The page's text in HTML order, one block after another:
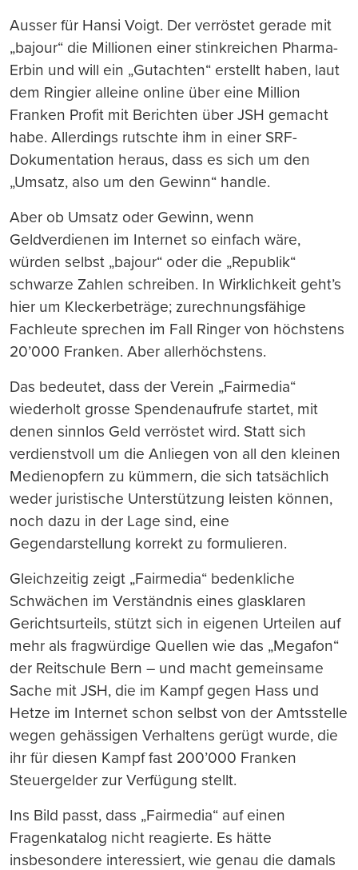
Ausser für Hansi Voigt. Der verröstet gerade mit
„bajour“ die Millionen einer stinkreichen Pharma-
Erbin und will ein „Gutachten“ erstellt haben, laut
dem Ringier alleine online über eine Million
Franken Profit mit Berichten über JSH gemacht
habe. Allerdings rutschte ihm in einer SRF-
Dokumentation heraus, dass es sich um den
„Umsatz, also um den Gewinn“ handle.
Aber ob Umsatz oder Gewinn, wenn
Geldverdienen im Internet so einfach wäre,
würden selbst „bajour“ oder die „Republik“
schwarze Zahlen schreiben. In Wirklichkeit geht’s
hier um Kleckerbeträge; zurechnungsfähige
Fachleute sprechen im Fall Ringer von höchstens
20’000 Franken. Aber allerhöchstens.
Das bedeutet, dass der Verein „Fairmedia“
wiederholt grosse Spendenaufrufe startet, mit
denen sinnlos Geld verröstet wird. Statt sich
verdienstvoll um die Anliegen von all den kleinen
Medienopfern zu kümmern, die sich tatsächlich
weder juristische Unterstützung leisten können,
noch dazu in der Lage sind, eine
Gegendarstellung korrekt zu formulieren.
Gleichzeitig zeigt „Fairmedia“ bedenkliche
Schwächen im Verständnis eines glasklaren
Gerichtsurteils, stützt sich in eigenen Urteilen auf
mehr als fragwürdige Quellen wie das „Megafon“
der Reitschule Bern – und macht gemeinsame
Sache mit JSH, die im Kampf gegen Hass und
Hetze im Internet schon selbst von der Amtsstelle
wegen gehässigen Verhaltens gerügt wurde, die
ihr für diesen Kampf fast 200’000 Franken
Steuergelder zur Verfügung stellt.
Ins Bild passt, dass „Fairmedia“ auf einen
Fragenkatalog nicht reagierte. Es hätte
insbesondere interessiert, wie genau die damals